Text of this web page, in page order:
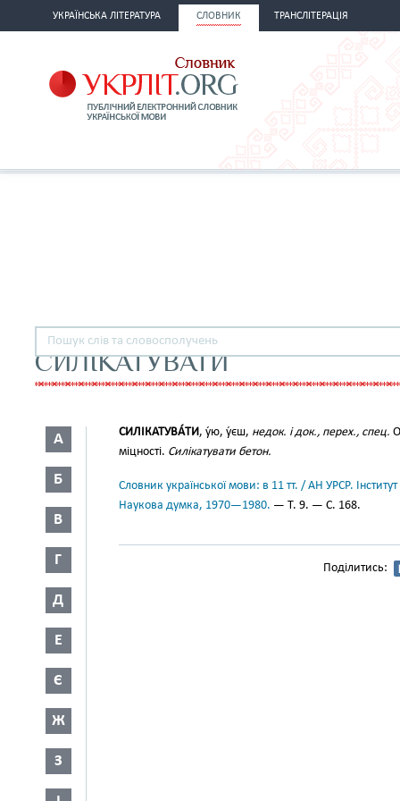
УКРАЇНСЬКА ЛІТЕРАТУРА СЛОВНИК ТРАНСЛІТЕРАЦІЯ
СИЛІКАТУВАТИ
А
Б
В
Г
Д
Е
Є
Ж
З
СИЛІКАТУВА́ТИ, у́ю, у́єш, недок. і док., перех., спец.
міцності. Силікатувати бетон.
Словник української мови: в 11 тт. / АН УРСР.
Наукова думка, 1970—1980. — Т. 9. — С. 168.
Поділитись: